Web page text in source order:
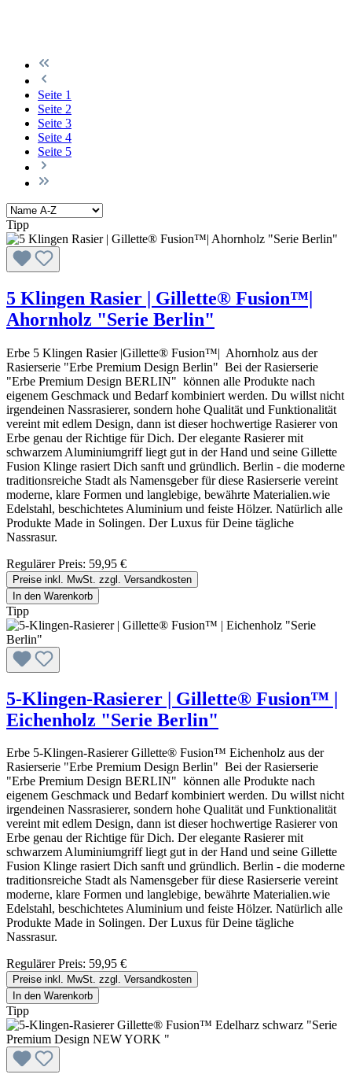
Seite 1
Seite 2
Seite 3
Seite 4
Seite 5
Tipp
5 Klingen Rasier | Gillette® Fusion™|
Ahornholz "Serie Berlin"
Erbe 5 Klingen Rasier |Gillette® Fusion™| Ahornholz aus der
Rasierserie "Erbe Premium Design Berlin" Bei der Rasierserie
"Erbe Premium Design BERLIN" können alle Produkte nach
eigenem Geschmack und Bedarf kombiniert werden. Du willst nicht
irgendeinen Nassrasierer, sondern hohe Qualität und Funktionalität
vereint mit edlem Design, dann ist dieser hochwertige Rasierer von
Erbe genau der Richtige für Dich. Der elegante Rasierer mit
schwarzem Aluminiumgriff liegt gut in der Hand und seine Gillette
Fusion Klinge rasiert Dich sanft und gründlich. Berlin - die moderne
traditionsreiche Stadt als Namensgeber für diese Rasierserie vereint
moderne, klare Formen und langlebige, bewährte Materialien.wie
Edelstahl, beschichtetes Aluminium und feiste Hölzer. Natürlich alle
Produkte Made in Solingen. Der Luxus für Deine tägliche
Nassrasur.
Regulärer Preis: 59,95 €
Preise inkl. MwSt. zzgl. Versandkosten
In den Warenkorb
Tipp
5-Klingen-Rasierer | Gillette® Fusion™ |
Eichenholz "Serie Berlin"
Erbe 5-Klingen-Rasierer Gillette® Fusion™ Eichenholz aus der
Rasierserie "Erbe Premium Design Berlin" Bei der Rasierserie
"Erbe Premium Design BERLIN" können alle Produkte nach
eigenem Geschmack und Bedarf kombiniert werden. Du willst nicht
irgendeinen Nassrasierer, sondern hohe Qualität und Funktionalität
vereint mit edlem Design, dann ist dieser hochwertige Rasierer von
Erbe genau der Richtige für Dich. Der elegante Rasierer mit
schwarzem Aluminiumgriff liegt gut in der Hand und seine Gillette
Fusion Klinge rasiert Dich sanft und gründlich. Berlin - die moderne
traditionsreiche Stadt als Namensgeber für diese Rasierserie vereint
moderne, klare Formen und langlebige, bewährte Materialien.wie
Edelstahl, beschichtetes Aluminium und feiste Hölzer. Natürlich alle
Produkte Made in Solingen. Der Luxus für Deine tägliche
Nassrasur.
Regulärer Preis: 59,95 €
Preise inkl. MwSt. zzgl. Versandkosten
In den Warenkorb
Tipp